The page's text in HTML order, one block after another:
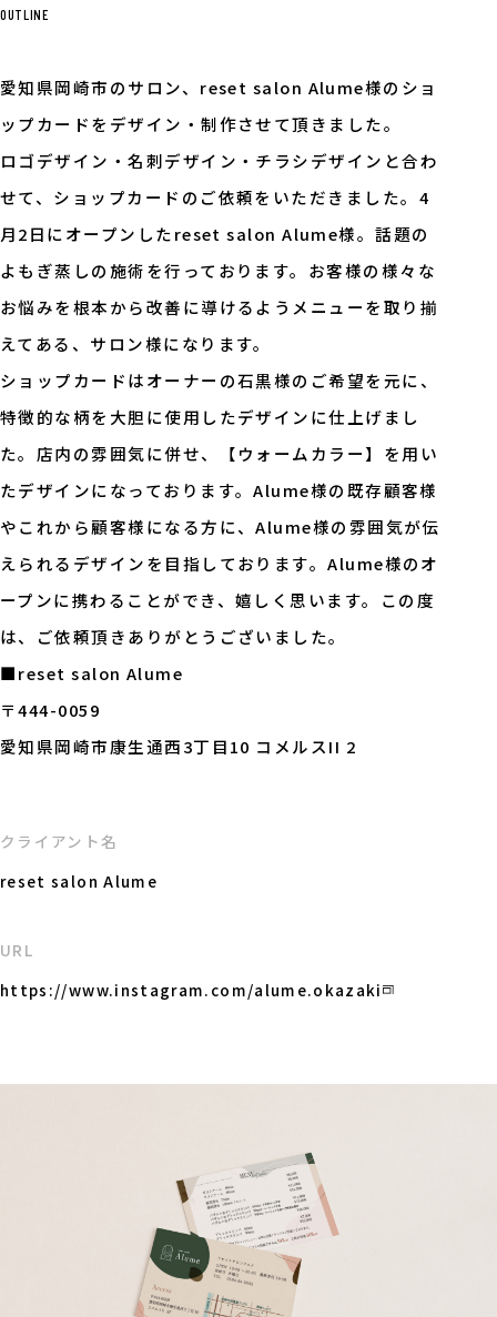
OUTLINE
愛知県岡崎市のサロン、reset salon Alume様のショ
ップカードをデザイン・制作させて頂きました。
ロゴデザイン・名刺デザイン・チラシデザインと合わ
せて、ショップカードのご依頼をいただきました。4
月2日にオープンしたreset salon Alume様。話題の
よもぎ蒸しの施術を行っております。お客様の様々な
お悩みを根本から改善に導けるようメニューを取り揃
えてある、サロン様になります。
ショップカードはオーナーの石黒様のご希望を元に、
特徴的な柄を大胆に使用したデザインに仕上げまし
た。店内の雰囲気に併せ、【ウォームカラー】を用い
たデザインになっております。Alume様の既存顧客様
やこれから顧客様になる方に、Alume様の雰囲気が伝
えられるデザインを目指しております。Alume様のオ
ープンに携わることができ、嬉しく思います。この度
は、ご依頼頂きありがとうございました。
■reset salon Alume
〒444-0059
愛知県岡崎市康生通西3丁目10 コメルスII 2
クライアント名
reset salon Alume
URL
https://www.instagram.com/alume.okazaki